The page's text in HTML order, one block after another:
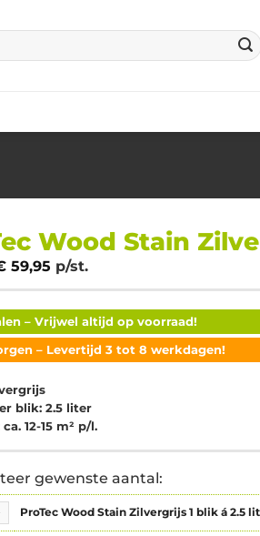
Wood Stain
59,95 p/st.
– Vrijwel altijd op voorraad!
– Levertijd 3 tot 8 werkdagen!
blik: 2.5 liter
12-15 m² p/l.
gewenste aantal:
Stain Zilvergrijs 1 blik á 2.5 liter aantal
ProTec Wood Stain Zilvergrijs 1 blik á 2.5